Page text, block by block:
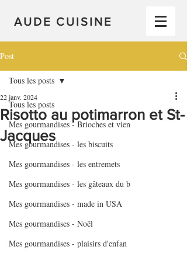
AUDE CUISINE
Post
Tous les posts
Mes gourmandises - Brioches et vien
Mes gourmandises - les biscuits
Mes gourmandises - les entremets
Mes gourmandises - les gâteaux du b
Mes gourmandises - made in USA
Mes gourmandises - Noël
Mes gourmandises - plaisirs d'enfan
Tous les posts
Risotto au potimarron et St-
Jacques
22 janv. 2024